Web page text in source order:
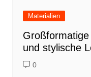
Materialien
und stylische
0